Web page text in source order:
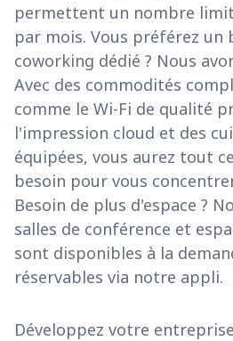
permettent un nombre
par mois. Vous préférez un
coworking dédié ? Nous
Avec des commodités
comme le Wi-Fi de qualité
l'impression cloud et des
équipées, vous aurez tout
besoin pour vous
Besoin de plus d'espace ?
salles de conférence et
sont disponibles à la
réservables via notre appli.
Développez votre